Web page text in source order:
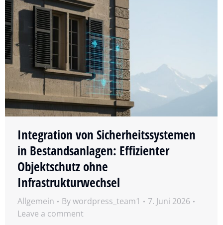
Integration von Sicherheitssystemen
in Bestandsanlagen: Effizienter
Objektschutz ohne
Infrastrukturwechsel
Allgemein Bywordpress_team1
7. Juni 2026
Leave a comment